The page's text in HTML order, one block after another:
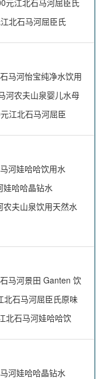
元江北石马河屈臣氏
北石马河屈臣氏
马河怡宝纯净水饮用
河农夫山泉婴儿水母
江北石马河屈臣
河娃哈哈饮用水
娃哈哈晶钻水
夫山泉饮用天然水
马河景田 Ganten 饮
北石马河屈臣氏原味
北石马河娃哈哈饮
河娃哈哈晶钻水